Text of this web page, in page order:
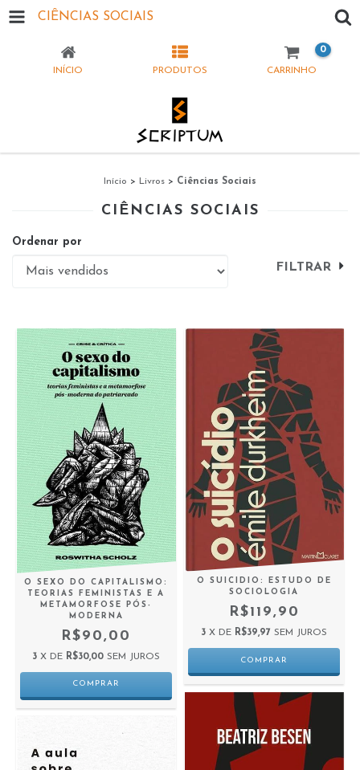
CIÊNCIAS SOCIAIS
INÍCIO PRODUTOS CARRINHO
0
Início > Livros > Ciências Sociais
CIÊNCIAS SOCIAIS
Ordenar por
FILTRAR
O SEXO DO CAPITALISMO:
TEORIAS FEMINISTAS E A
METAMORFOSE PÓS-
MODERNA
R$90,00
3 X DE R$30,00 SEM JUROS
O SUICIDIO: ESTUDO DE
SOCIOLOGIA
R$119,90
3 X DE R$39,97 SEM JUROS